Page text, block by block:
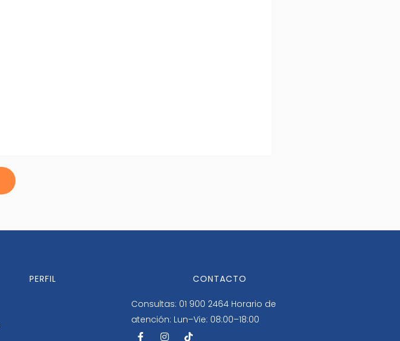
PERFIL CONTACTO
Consultas: 01 900 2464 Horario de
atención: Lun–Vie: 08:00–18:00
F
I
T